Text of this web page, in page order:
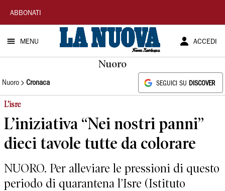
La
Nuova
Sardegna
ABBONATI
MENU ACCEDI
Nuoro
Nuoro Cronaca SEGUICI SU DISCOVER
L’isre
L’iniziativa “Nei nostri panni”
dieci tavole tutte da colorare
NUORO. Per alleviare le pressioni di questo
periodo di quarantena l’Isre (Istituto